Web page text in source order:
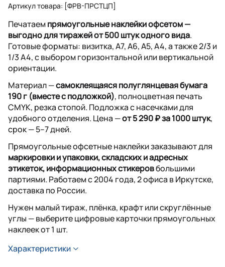
Артикул товара: [ФРВ-ПРСТЦП]
Печатаемпрямоугольные наклейки офсетом —
выгодно для тиражей от 500 штук одного вида.
Готовые форматы: визитка, А7, А6, А5, А4, а также 2/3 и
1/3 А4, с выбором горизонтальной или вертикальной
ориентации.
Материал —самоклеящаяся полуглянцевая бумага
190 г (вместе с подложкой), полноцветная печать
CMYK, резка стопой. Подложка с насечками для
удобного отделения. Цена —от 5 290 ₽ за 1000 штук,
срок — 5–7 дней.
Прямоугольные офсетные наклейки заказывают для
маркировки и упаковки, складских и адресных
этикеток, информационных стикеровбольшими
партиями. Работаем с 2004 года, 2 офиса в Иркутске,
доставка по России.
Нужен малый тираж, плёнка, крафт или скруглённые
углы — выберите цифровые карточки прямоугольных
наклеек от 1 шт.
Характеристики